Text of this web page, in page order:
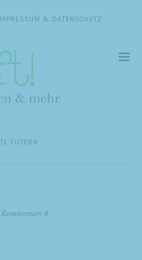
& DATENSCHUTZ
FILTERN
Kommentare 8